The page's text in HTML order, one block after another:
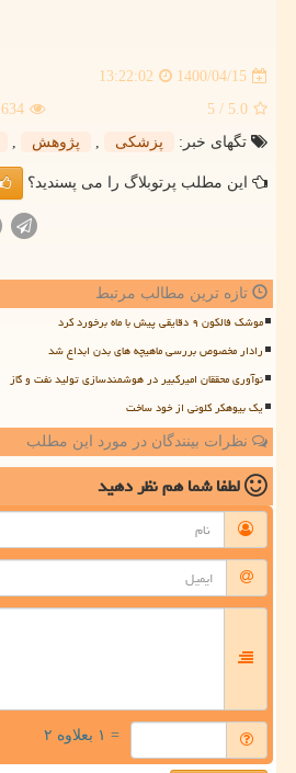
1400/04/15
13:22:02
5.0
/ 5
634
تگهای خبر:
پزشكی , پژوهش ,
این مطلب پرتوبلاگ را می پسندید؟
تازه ترین مطالب مرتبط
موشک فالکون ۹ دقایقی پیش با ماه برخورد کرد
رادار مخصوص بررسی ماهیچه های بدن ابداع شد
نوآوری محققان امیرکبیر در هوشمندسازی تولید نفت و گاز
یک بیوهکر کلونی از خود ساخت
نظرات بینندگان در مورد این مطلب
لطفا شما همنظر دهید
= ۱ بعلاوه ۲